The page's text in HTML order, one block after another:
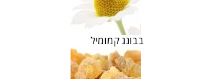
בבונג קמומיל